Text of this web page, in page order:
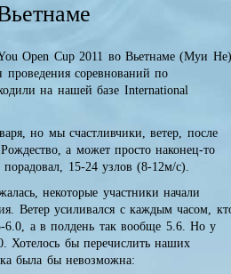
Open Cup 2011 во Вьетнаме (Муи Не)
соревнований по
на нашей базе International
но мы счастливчики, ветер, после
а может просто наконец-то
15-24 узлов (8-12м/с).
некоторые участники начали
Ветер усиливался с каждым часом,
6.0, а в полдень так вообще 5.6. Но у
Хотелось бы перечислить наших
была бы невозможна: